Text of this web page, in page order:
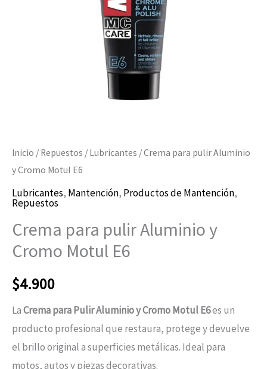
Inicio / Repuestos / Lubricantes / Crema para pulir Aluminio
y Cromo Motul E6
Lubricantes, Mantención, Productos de Mantención,
Repuestos
Crema para pulir Aluminio y
Cromo Motul E6
$4.900
LaCrema para Pulir Aluminio y Cromo Motul E6es un
producto profesional que restaura, protege y devuelve
el brillo original a superficies metálicas. Ideal para
motos, autos y piezas decorativas.